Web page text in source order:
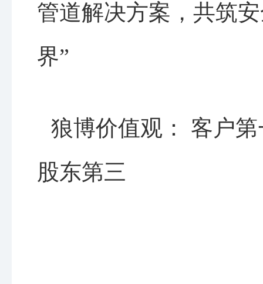
管道解决方案，共筑
界”
狼博价值观： 客户
股东第三